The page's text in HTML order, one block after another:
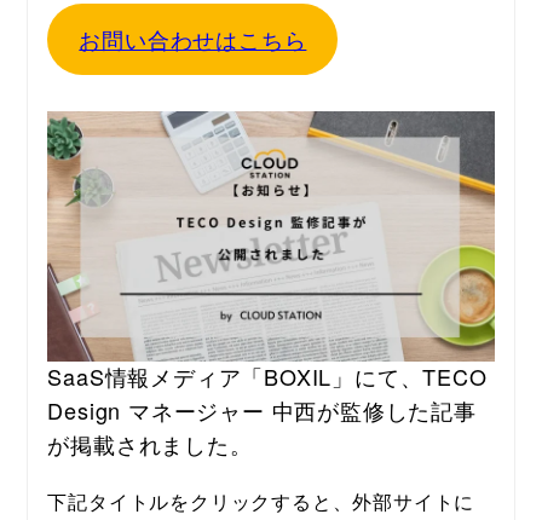
c
e
b
o
o
お問い合わせはこちら
SaaS情報メディア「BOXIL」にて、TECO
Design マネージャー 中西が監修した記事
が掲載されました。
下記タイトルをクリックすると、外部サイトに